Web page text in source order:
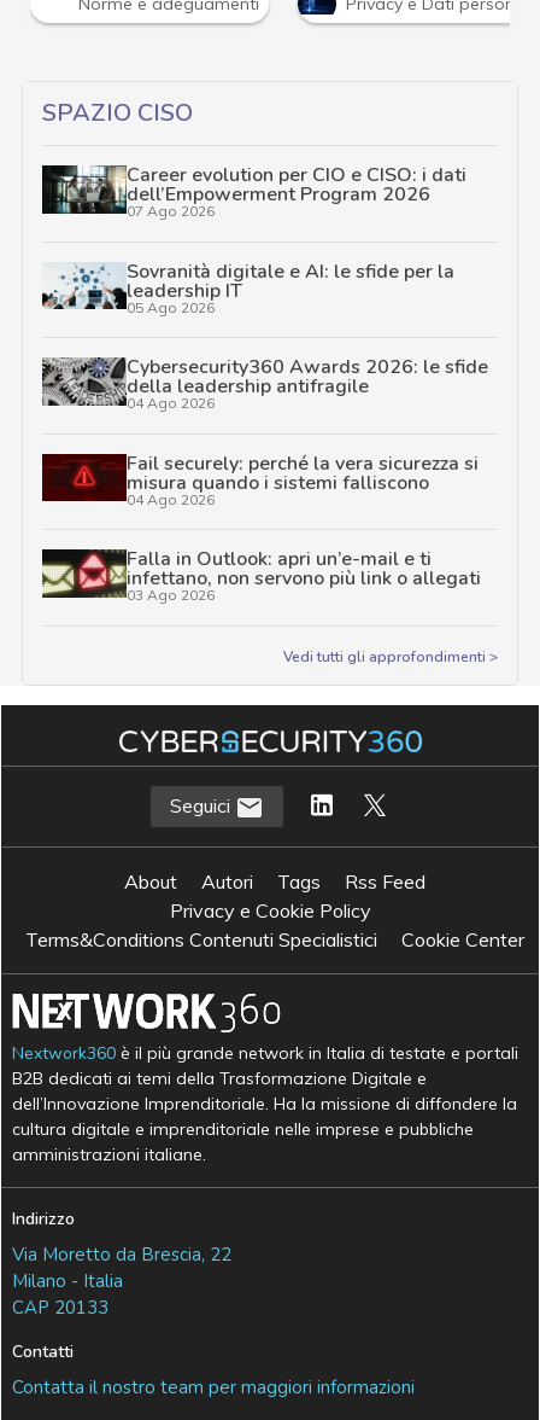
SPAZIO CISO
Career evolution per CIO e CISO: i dati
dell’Empowerment Program 2026
07 Ago 2026
Sovranità digitale e AI: le sfide per la
leadership IT
05 Ago 2026
Cybersecurity360 Awards 2026: le sfide
della leadership antifragile
04 Ago 2026
Fail securely: perché la vera sicurezza si
misura quando i sistemi falliscono
04 Ago 2026
Falla in Outlook: apri un’e-mail e ti
infettano, non servono più link o allegati
03 Ago 2026
Vedi tutti gli approfondimenti >
Seguici
About Autori Tags
Rss Feed
Privacy e Cookie Policy
Terms&Conditions Contenuti Specialistici
Cookie Center
Nextwork360 è il più grande network in Italia di testate e portali
B2B dedicati ai temi della Trasformazione Digitale e
dell’Innovazione Imprenditoriale. Ha la missione di diffondere la
cultura digitale e imprenditoriale nelle imprese e pubbliche
amministrazioni italiane.
Indirizzo
Via Moretto da Brescia, 22
Milano - Italia
CAP 20133
Contatti
Contatta il nostro team per maggiori informazioni